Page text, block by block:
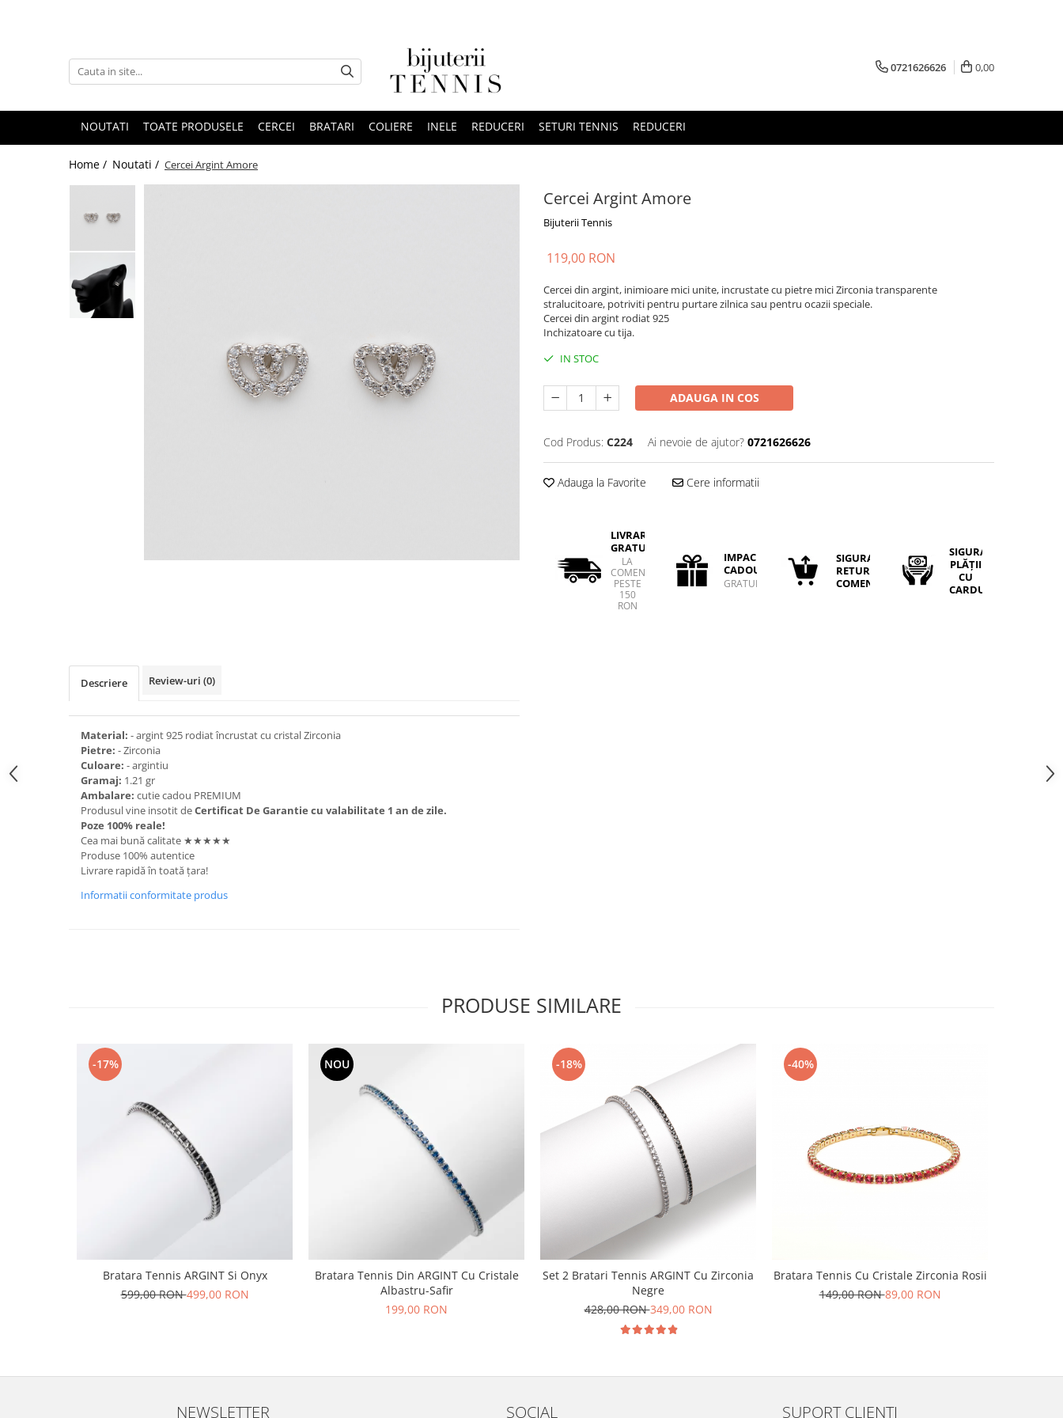
0721626626 0,00
NOUTATI TOATE PRODUSELE CERCEI BRATARI COLIERE INELE REDUCERI SETURI TENNIS REDUCERI
Home / Noutati / Cercei Argint Amore
Cercei Argint Amore
Bijuterii Tennis
119,00 RON
Cercei din argint, inimioare mici unite, incrustate cu pietre mici Zirconia transparente
stralucitoare, potriviti pentru purtare zilnica sau pentru ocazii speciale.
Cercei din argint rodiat 925
Inchizatoare cu tija.
IN STOC
ADAUGA IN COS
Cod Produs: C224 Ai nevoie de ajutor? 0721626626
Adauga la Favorite Cere informatii
LIVRARE
GRATUITA
LA
COMENZI
PESTE
150
RON
IMPACHETARE
CADOU
GRATUIT
SIGURANTA
RETURULUI
COMENZII
SIGURANȚA
PLĂȚII
CU
CARDUL
Descriere Review-uri (0)
Material: - argint 925 rodiat încrustat cu cristal Zirconia
Pietre: - Zirconia
Culoare: - argintiu
Gramaj: 1.21 gr
Ambalare: cutie cadou PREMIUM
Produsul vine insotit deCertificat De Garantie cu valabilitate 1 an de zile.
Poze 100% reale!
Cea mai bună calitate ★★★★★
Produse 100% autentice
Livrare rapidă în toată țara!
Informatii conformitate produs
PRODUSE SIMILARE
-17%
Bratara Tennis ARGINT Si Onyx
599,00 RON499,00 RON
NOU
Bratara Tennis Din ARGINT Cu Cristale
Albastru-Safir
199,00 RON
-18%
Set 2 Bratari Tennis ARGINT Cu Zirconia
Negre
428,00 RON349,00 RON
-40%
Bratara Tennis Cu Cristale Zirconia Rosii
149,00 RON89,00 RON
NEWSLETTER SOCIAL SUPORT CLIENTI